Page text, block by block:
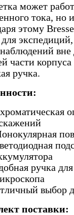
может
тока, но
этому
вне
части
ручка.
ручка
выбор
поставки: